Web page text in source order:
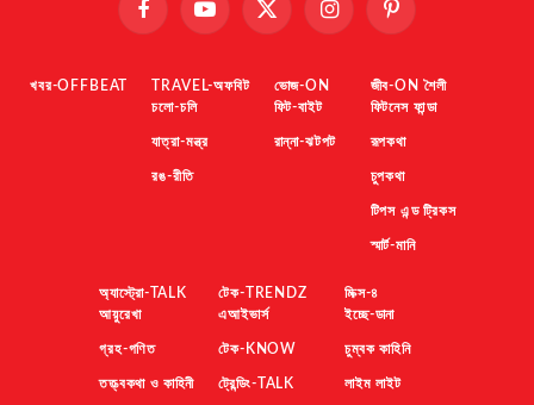
FacebookYouTube X
InstagramPinterest
খবর-OFFBEAT
TRAVEL-অফবিট
চলো-চলি
যাত্রা-মন্ত্র
রঙ-রীতি
ভোজ-ON
ফিট-বাইট
রান্না-ঝটপট
জীব-ON শৈলী
ফিটনেস ফান্ডা
রূপকথা
চুপকথা
টিপস এন্ড ট্রিকস
স্মার্ট-মানি
অ্যাস্ট্রো-TALK
আয়ুরেখা
গ্রহ-গণিত
তত্ত্বকথা ও কাহিনী
টেক-TRENDZ
এআইভার্স
টেক-KNOW
ট্রেন্ডিং-TALK
মিক্স-৪
ইচ্ছে-ডানা
চুম্বক কাহিনি
লাইম লাইট